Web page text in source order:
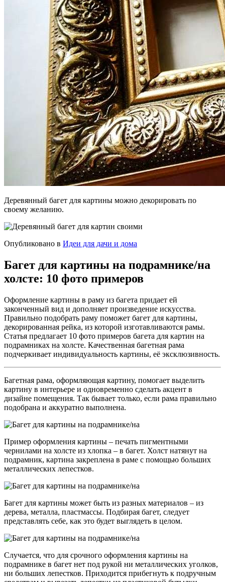
Деревянный багет для картины можно декорировать по
своему желанию.
Опубликовано в Идеи для дачи и дома
Багет для картины на подрамнике/на
холсте: 10 фото примеров
Оформление картины в раму из багета придает ей
законченный вид и дополняет произведение искусства.
Правильно подобрать раму поможет багет для картины,
декорированная рейка, из которой изготавливаются рамы.
Статья предлагает 10 фото примеров багета для картин на
подрамниках на холсте. Качественная багетная рама
подчеркивает индивидуальность картины, её эксклюзивность.
Багетная рама, оформляющая картину, помогает выделить
картину в интерьере и одновременно сделать акцент в
дизайне помещения. Так бывает только, если рама правильно
подобрана и аккуратно выполнена.
Пример оформления картины – печать пигментными
чернилами на холсте из хлопка – в багет. Холст натянут на
подрамник, картина закреплена в раме с помощью больших
металлических лепестков.
Багет для картины может быть из разных материалов – из
дерева, металла, пластмассы. Подбирая багет, следует
представлять себе, как это будет выглядеть в целом.
Случается, что для срочного оформления картины на
подрамнике в багет нет под рукой ни металлических уголков,
ни больших лепестков. Приходится прибегнуть к подручным